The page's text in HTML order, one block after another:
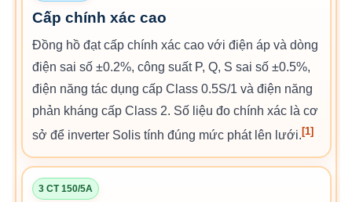
Cấp chính xác cao
Đồng hồ đạt cấp chính xác cao với điện áp và dòng
điện sai số ±0.2%, công suất P, Q, S sai số ±0.5%,
điện năng tác dụng cấp Class 0.5S/1 và điện năng
phản kháng cấp Class 2. Số liệu đo chính xác là cơ
sở để inverter Solis tính đúng mức phát lên lưới. [1]
3 CT 150/5A